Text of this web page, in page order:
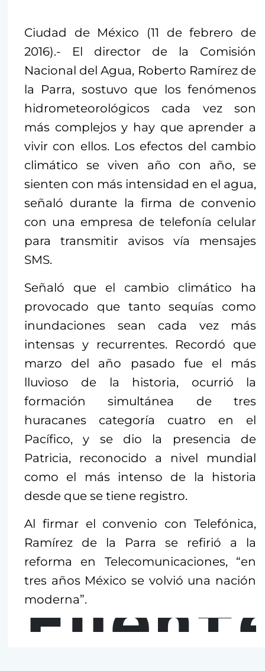
Ciudad de México (11 de febrero de
2016).- El director de la Comisión
Nacional del Agua, Roberto Ramírez de
la Parra, sostuvo que los fenómenos
hidrometeorológicos cada vez son
más complejos y hay que aprender a
vivir con ellos. Los efectos del cambio
climático se viven año con año, se
sienten con más intensidad en el agua,
señaló durante la firma de convenio
con una empresa de telefonía celular
para transmitir avisos vía mensajes
SMS.
Señaló que el cambio climático ha
provocado que tanto sequías como
inundaciones sean cada vez más
intensas y recurrentes. Recordó que
marzo del año pasado fue el más
lluvioso de la historia, ocurrió la
formación simultánea de tres
huracanes categoría cuatro en el
Pacífico, y se dio la presencia de
Patricia, reconocido a nivel mundial
como el más intenso de la historia
desde que se tiene registro.
Al firmar el convenio con Telefónica,
Ramírez de la Parra se refirió a la
reforma en Telecomunicaciones, “en
tres años México se volvió una nación
moderna”.